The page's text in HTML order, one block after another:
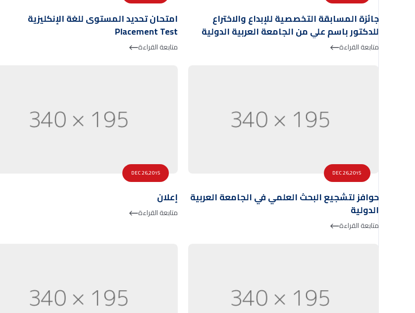
جائزة المسابقة التخصصية للإبداع والاختراع
للدكتور باسم علي من الجامعة العربية الدولية
متابعة القراءة
امتحان تحديد المستوى للغة الإنكليزية
Placement Test
متابعة القراءة
DEC 26,2015
حوافز لتشجيع البحث العلمي في الجامعة العربية
الدولية
متابعة القراءة
DEC 26,2015
إعلان
متابعة القراءة